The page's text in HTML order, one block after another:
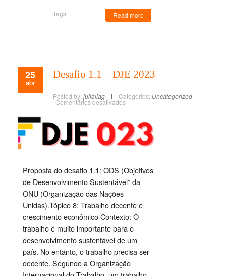
Read more
Tags:
25
abr
Desafio 1.1 – DJE 2023
Posted by: julialiag Categories: Uncategorized
Comentários desativados
Proposta do desafio 1.1: ODS (Objetivos
de Desenvolvimento Sustentável” da
ONU (Organização das Nações
Unidas).Tópico 8: Trabalho decente e
crescimento econômico Contexto: O
trabalho é muito importante para o
desenvolvimento sustentável de um
país. No entanto, o trabalho precisa ser
decente. Segundo a Organização